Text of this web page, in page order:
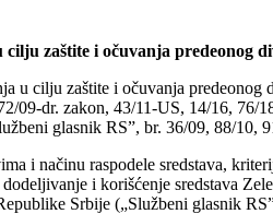
zaštite i očuvanja predeonog
u cilju zaštite i očuvanja
09-dr. zakon, 43/11-US, 14/16,
glasnik RS”, br. 36/09, 88/10,
i načinu raspodele sredstava,
i korišćenje sredstava
Srbije („Službeni glasnik